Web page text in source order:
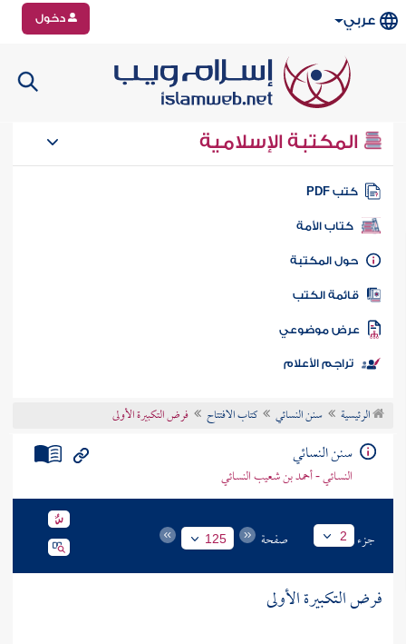
عربي دخول
المكتبة الإسلامية
كتب PDF
كتاب الأمة
المكتبة
الكتب
موضوعي
تراجم الأعلام
الرئيسية سنن النسائي كتاب الافتتاح فرض التكبيرة الأولى
سنن النسائي
النسائي - أحمد بن شعيب النسائي
جزء 2 صفحة 125
فرض التكبيرة الأولى